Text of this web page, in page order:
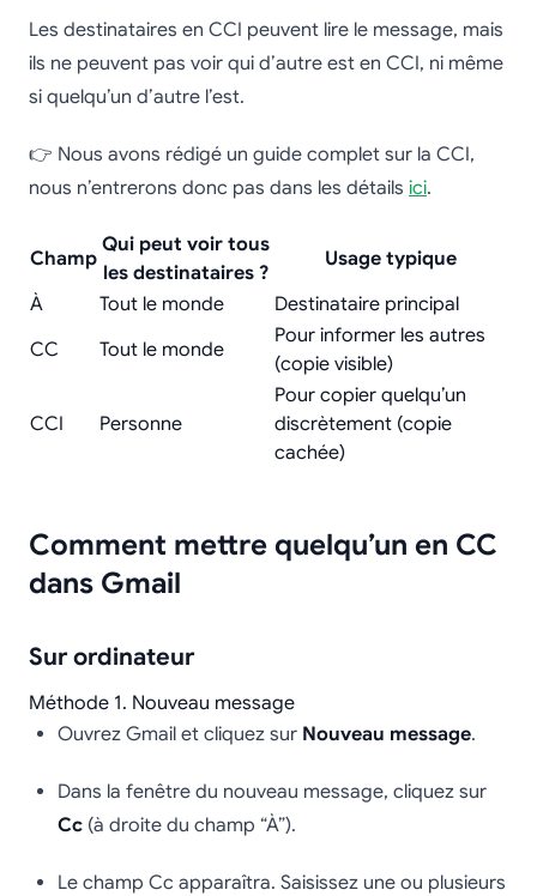
Les destinataires en CCI peuvent lire le message, mais
ils ne peuvent pas voir qui d’autre est en CCI, ni même
si quelqu’un d’autre l’est.
👉 Nous avons rédigé un guide complet sur la CCI,
nous n’entrerons donc pas dans les détails ici.
Champ
Qui peut voir tous
les destinataires ?
Usage typique
À
Tout le monde
Destinataire principal
CC
Tout le monde
Pour informer les autres
(copie visible)
CCI Personne
Pour copier quelqu’un
discrètement (copie
cachée)
Comment mettre quelqu’un en CC
dans Gmail
Sur ordinateur
Méthode 1. Nouveau message
Ouvrez Gmail et cliquez sur Nouveau message.
Dans la fenêtre du nouveau message, cliquez sur
Cc (à droite du champ “À”).
Le champ Cc apparaîtra. Saisissez une ou plusieurs